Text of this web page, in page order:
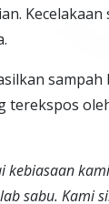
sabu. Kami